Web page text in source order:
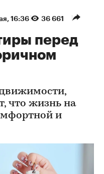
16:36 36 661
перед
что жизнь на
и